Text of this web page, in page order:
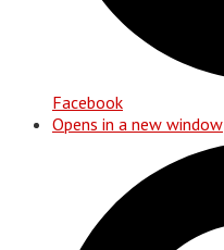
Facebook
Opens in a new window